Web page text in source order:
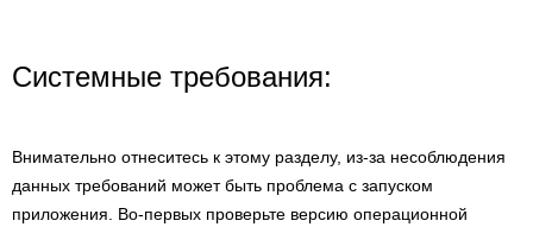
Системные требования:
Внимательно отнеситесь к этому разделу, из-за несоблюдения
данных требований может быть проблема с запуском
приложения. Во-первых проверьте версию операционной